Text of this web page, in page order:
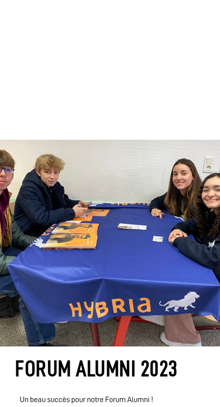
FORUM ALUMNI 2023
Un beau succès pour notre Forum Alumni !